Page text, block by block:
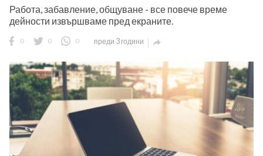
Работа, забавление, общуване - все повече време
дейности извършваме пред екраните.
0 0 0 преди 3 години 